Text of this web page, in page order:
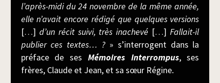
l’après-midi du 24 novembre de la même année,
elle n’avait encore rédi­gé que quelques ver­sions
[…] d’un récit sui­vi, très inache­vé […] Fal­lait-il
publier ces textes… ? » s’interrogent dans la
pré­face de ses Mémoires Inter­rom­pus, ses
frères, Claude et Jean, et sa sœur Régine.